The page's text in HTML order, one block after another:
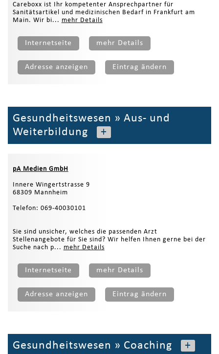
Careboxx ist Ihr kompetenter Ansprechpartner für
Sanitätsartikel und medizinischen Bedarf in Frankfurt am
Main. Wir bi... mehr Details
Internetseite mehr Details
Adresse anzeigen Eintrag ändern
Gesundheitswesen » Aus- und
Weiterbildung
+
pA Medien GmbH
Innere Wingertstrasse 9
68309 Mannheim
Telefon: 069-40030101
Sie sind unsicher, welches die passenden Arzt
Stellenangebote für Sie sind? Wir helfen Ihnen gerne bei der
Suche nach p... mehr Details
Internetseite mehr Details
Adresse anzeigen Eintrag ändern
Gesundheitswesen » Coaching +